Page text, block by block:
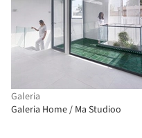
Galeria
Galeria Home / Ma Studioo